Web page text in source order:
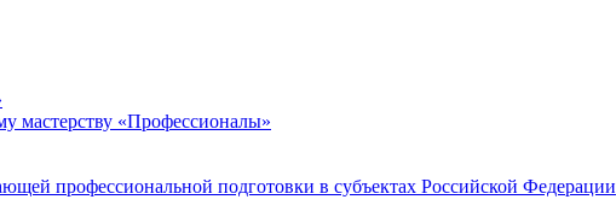
мастерству «Профессионалы»
профессиональной подготовки в субъектах Российской Федерации